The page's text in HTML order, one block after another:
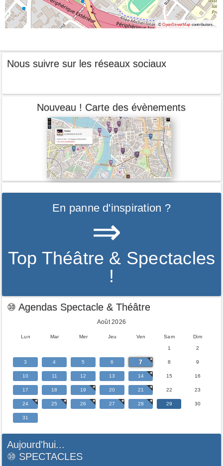
©OpenStreetMap contributors.
Nous suivre sur les réseaux sociaux
Nouveau ! Carte des évènements
En panne d'inspiration ?
⇒
Top Théâtre & Spectacles
!
⑩ Agendas Spectacle & Théâtre
Août 2026
Lun Mar Mer Jeu Ven Sam Dim
1 2
3 4 5 6 7 8 9
10 11 12 13 14 15 16
17 18 19 20 21 22 23
24 25 26 27 28 29 30
31
Aujourd'hui...
⑩ SPECTACLES